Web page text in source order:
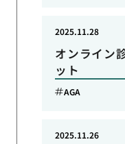
オンライン
ット
2025.11.28
AGA
2025.11.26